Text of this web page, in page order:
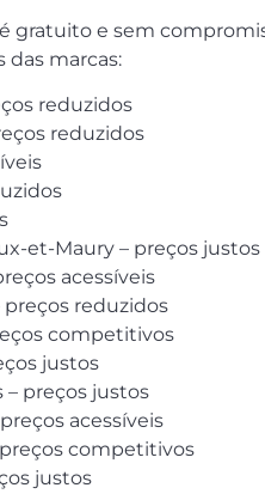
gratuito e sem
das marcas:
reduzidos
reduzidos
et-Maury – preços justos
acessíveis
preços reduzidos
competitivos
justos
preços justos
acessíveis
competitivos
justos